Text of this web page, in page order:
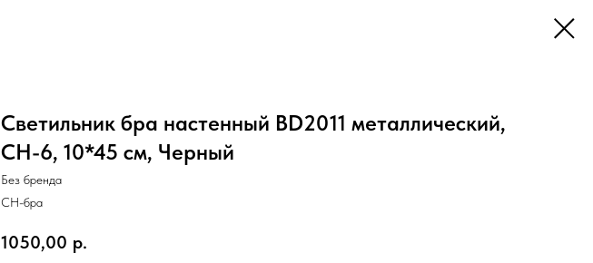
Светильник бра настенный BD2011 металлический,
СН-6, 10*45 см, Черный
Без бренда
СН-бра
1050,00 р.